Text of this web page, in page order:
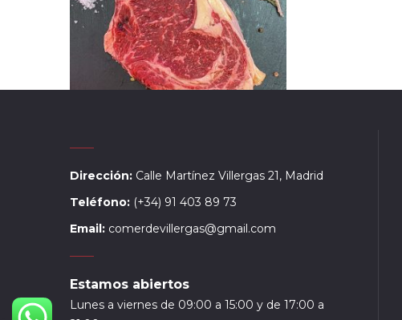
Dirección: Calle Martínez Villergas 21, Madrid
Teléfono: (+34) 91 403 89 73
Email: comerdevillergas@gmail.com
Estamos abiertos
Lunes a viernes de 09:00 a 15:00 y de 17:00 a